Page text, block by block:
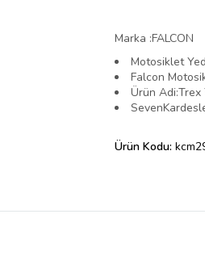
Marka :FALCON
Motosiklet
Falcon
Ürün Adi:Trex
Ürün Kodu: